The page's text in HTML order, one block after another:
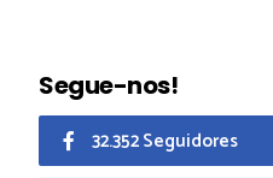
Segue-nos!
32.352 Seguidores